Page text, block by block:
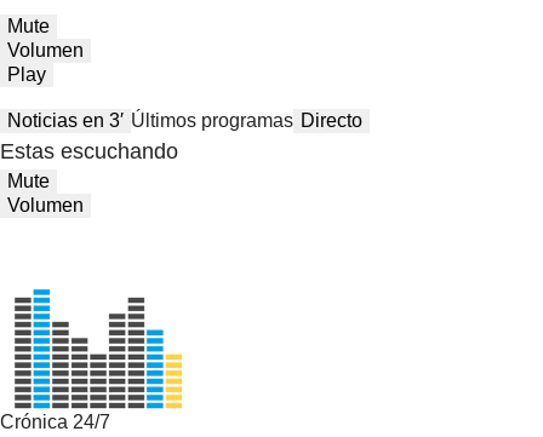
Mute
Volumen
Play
Noticias en 3′ Últimos programas Directo
Estas escuchando
Mute
Volumen
Crónica 24/7